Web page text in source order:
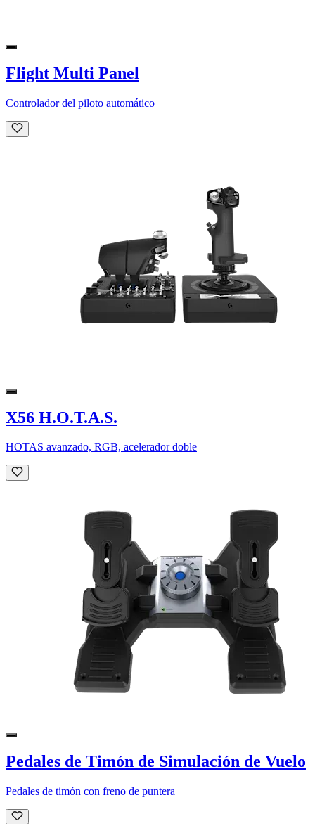
Flight Multi Panel
Controlador del piloto automático
X56 H.O.T.A.S.
HOTAS avanzado, RGB, acelerador doble
Pedales de Timón de Simulación de Vuelo
Pedales de timón con freno de puntera